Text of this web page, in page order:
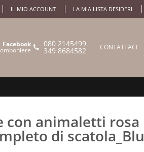
IL MIO ACCOUNT LA MIA LISTA DESIDERI
Facebook 080 2145499
349 8684582 CONTATTACI
con animaletti rosa
di scatola_Blu